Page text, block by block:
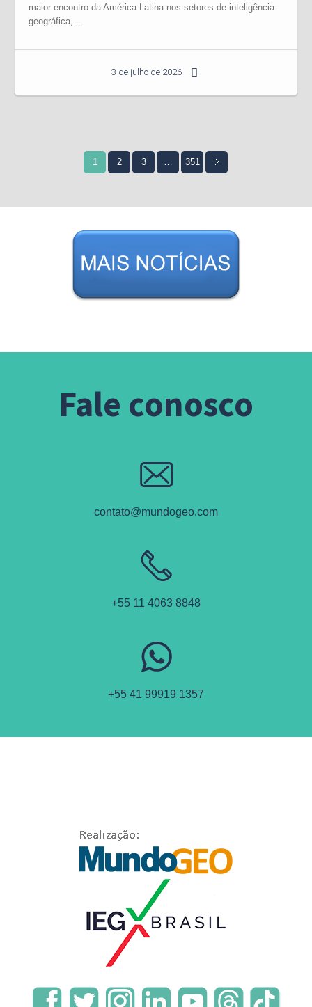
maior encontro da América Latina nos setores de inteligência
geográfica,...
3 de julho de 2026
1 2 3 351
Fale conosco
contato@mundogeo.com
+55 11 4063 8848
+55 41 99919 1357